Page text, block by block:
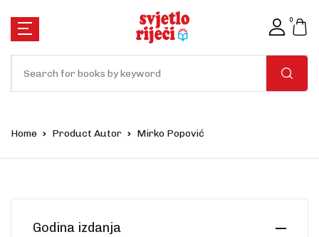
0
Home Product Autor Mirko Popović
Godina izdanja